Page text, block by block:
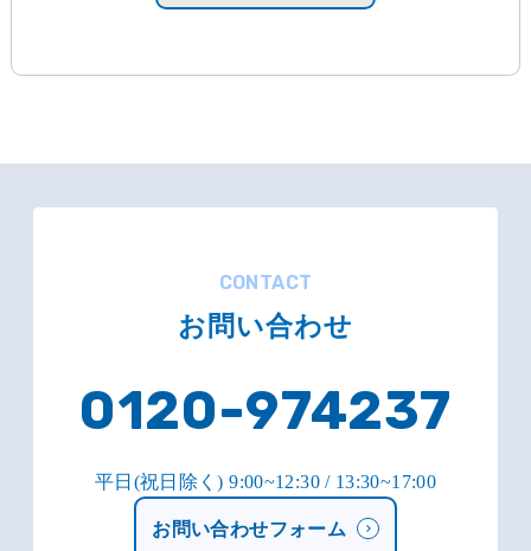
CONTACT
お問い合わせ
0120-974237
平日(祝日除く) 9:00~12:30 / 13:30~17:00
お問い合わせフォーム